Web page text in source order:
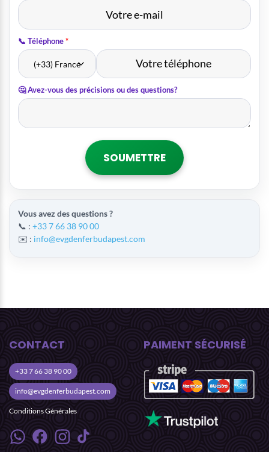
📞 Téléphone*
🤔 Avez-vous des précisions ou des questions?
SOUMETTRE
Vous avez des questions ?
📞 : +33 7 66 38 90 00
✉️ : info@evgdenferbudapest.com
CONTACT
+33 7 66 38 90 00
info@evgdenferbudapest.com
Conditions Générales
PAIMENT SÉCURISÉ